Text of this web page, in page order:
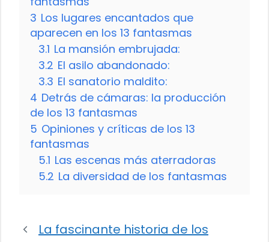
3 Los lugares encantados que
aparecen en los 13 fantasmas
3.1 La mansión embrujada:
3.2 El asilo abandonado:
3.3 El sanatorio maldito:
4 Detrás de cámaras: la producción
de los 13 fantasmas
5 Opiniones y críticas de los 13
fantasmas
5.1 Las escenas más aterradoras
5.2 La diversidad de los fantasmas
La fascinante historia de los